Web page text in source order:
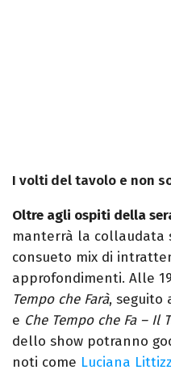
I volti del tavolo e non
Oltre agli ospiti della
manterrà la collaudata
consueto mix di
approfondimenti. Alle
Tempo che Farà, seguito
e Che Tempo che Fa – Il
dello show potranno
noti come Luciana